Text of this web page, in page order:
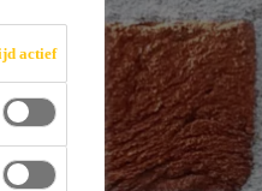
actief